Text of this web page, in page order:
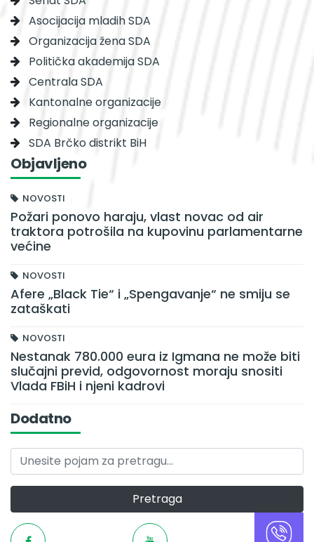
Asocijacija mladih SDA
Organizacija žena SDA
Politička akademija SDA
Centrala SDA
Kantonalne organizacije
Regionalne organizacije
SDA Brčko distrikt BiH
Objavljeno
NOVOSTI
Požari ponovo haraju, vlast novac od air
traktora potrošila na kupovinu parlamentarne
većine
NOVOSTI
Afere „Black Tie“ i „Spengavanje“ ne smiju se
zataškati
NOVOSTI
Nestanak 780.000 eura iz Igmana ne može biti
slučajni previd, odgovornost moraju snositi
Vlada FBiH i njeni kadrovi
Dodatno
Pretraga